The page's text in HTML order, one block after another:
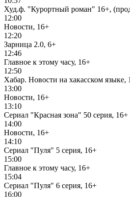
Худ.ф. "Курортный роман" 16+,
12:00
Новости, 16+
12:20
Зарница 2.0, 6+
12:46
Главное к этому часу, 16+
12:50
Хабар. Новости на хакасском языке,
13:00
Новости, 16+
13:10
Сериал "Красная зона" 50 серия, 16+
14:00
Новости, 16+
14:10
Сериал "Пуля" 5 серия, 16+
15:00
Главное к этому часу, 16+
15:04
Сериал "Пуля" 6 серия, 16+
16:00